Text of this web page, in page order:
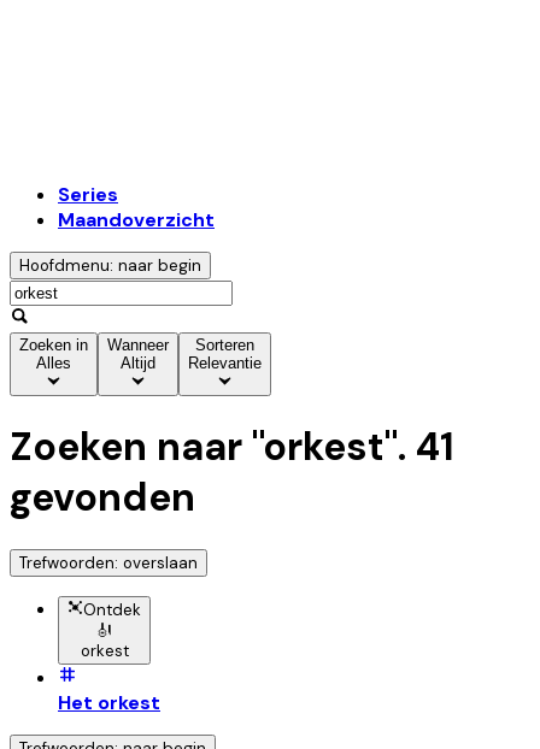
Series
Maandoverzicht
Hoofdmenu: naar begin
Zoeken in
Alles
Wanneer
Altijd
Sorteren
Relevantie
Zoeken naar "orkest". 41
gevonden
Trefwoorden: overslaan
Ontdek
🎻
orkest
Het orkest